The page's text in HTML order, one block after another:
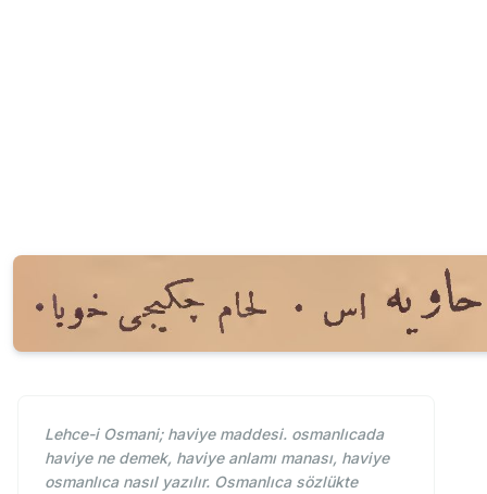
Lehce-i Osmani; haviye maddesi. osmanlıcada
haviye ne demek, haviye anlamı manası, haviye
osmanlıca nasıl yazılır. Osmanlıca sözlükte